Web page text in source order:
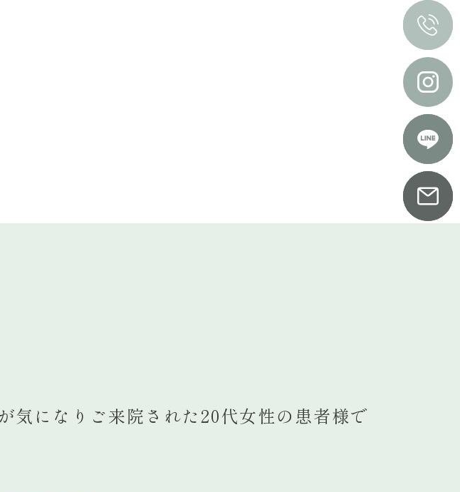
気になりご来院された20代女性の患者様で